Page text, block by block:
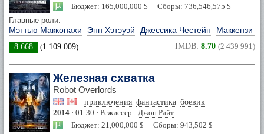
Бюджет: 165,000,000 $ · Сборы: 736,546,575 $
Главные роли:
Мэттью Макконахи Энн Хэтэуэй Джессика Честейн Маккензи
8.668 (1 109 009) IMDB: 8.70 (2 439 991)
Железная схватка
Robot Overlords
приключения фантастика боевик
2014 · 01:30 · Режиссер: Джон Райт
Бюджет: 21,000,000 $ · Сборы: 943,502 $